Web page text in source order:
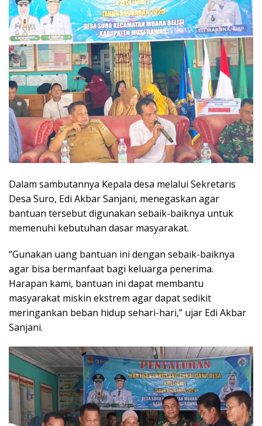
Dalam sambutannya Kepala desa melalui Sekretaris
Desa Suro, Edi Akbar Sanjani, menegaskan agar
bantuan tersebut digunakan sebaik-baiknya untuk
memenuhi kebutuhan dasar masyarakat.
“Gunakan uang bantuan ini dengan sebaik-baiknya
agar bisa bermanfaat bagi keluarga penerima.
Harapan kami, bantuan ini dapat membantu
masyarakat miskin ekstrem agar dapat sedikit
meringankan beban hidup sehari-hari,” ujar Edi Akbar
Sanjani.